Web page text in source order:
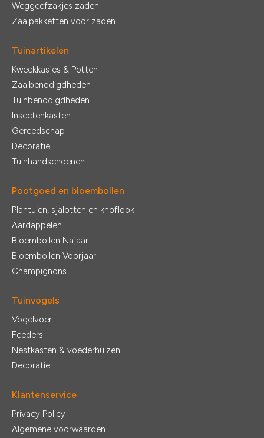
Weggeefzakjes zaden
Zaaipakketten voor zaden
Tuinartikelen
Kweekkasjes & Potten
Zaaibenodigdheden
Tuinbenodigdheden
Insectenkasten
Gereedschap
Decoratie
Tuinhandschoenen
Pootgoed en bloembollen
Plantuien, sjalotten en knoflook
Aardappelen
Bloembollen Najaar
Bloembollen Voorjaar
Champignons
Tuinvogels
Vogelvoer
Feeders
Nestkasten & voederhuizen
Decoratie
Klantenservice
Privacy Policy
Algemene voorwaarden